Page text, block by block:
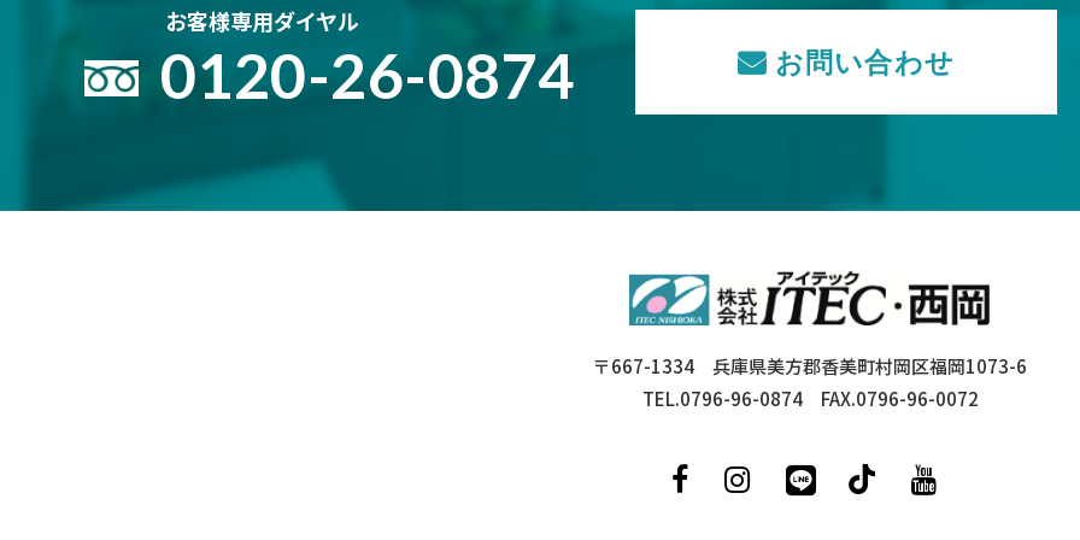
お客様専用ダイヤル
0120-26-0874 お問い合わせ
〒667-1334 兵庫県美方郡香美町村岡区福岡1073-6
TEL.0796-96-0874 FAX.0796-96-0072